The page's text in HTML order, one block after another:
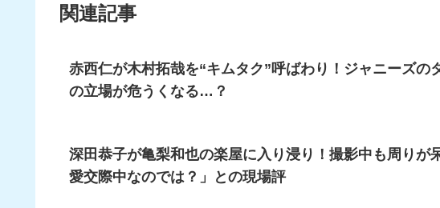
関連記事
赤西仁が木村拓哉を“キムタク”呼ばわり！ジャニーズの
の立場が危うくなる…？
深田恭子が亀梨和也の楽屋に入り浸り！撮影中も周りが
愛交際中なのでは？」との現場評